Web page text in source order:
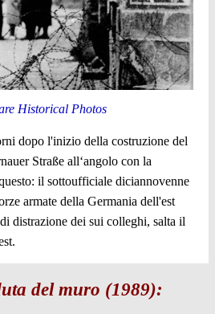
Historical Photos
dopo l'inizio della costruzione del
Straße all‘angolo con la
il sottoufficiale diciannovenne
armate della Germania dell'est
distrazione dei sui colleghi, salta il
del muro (1989):